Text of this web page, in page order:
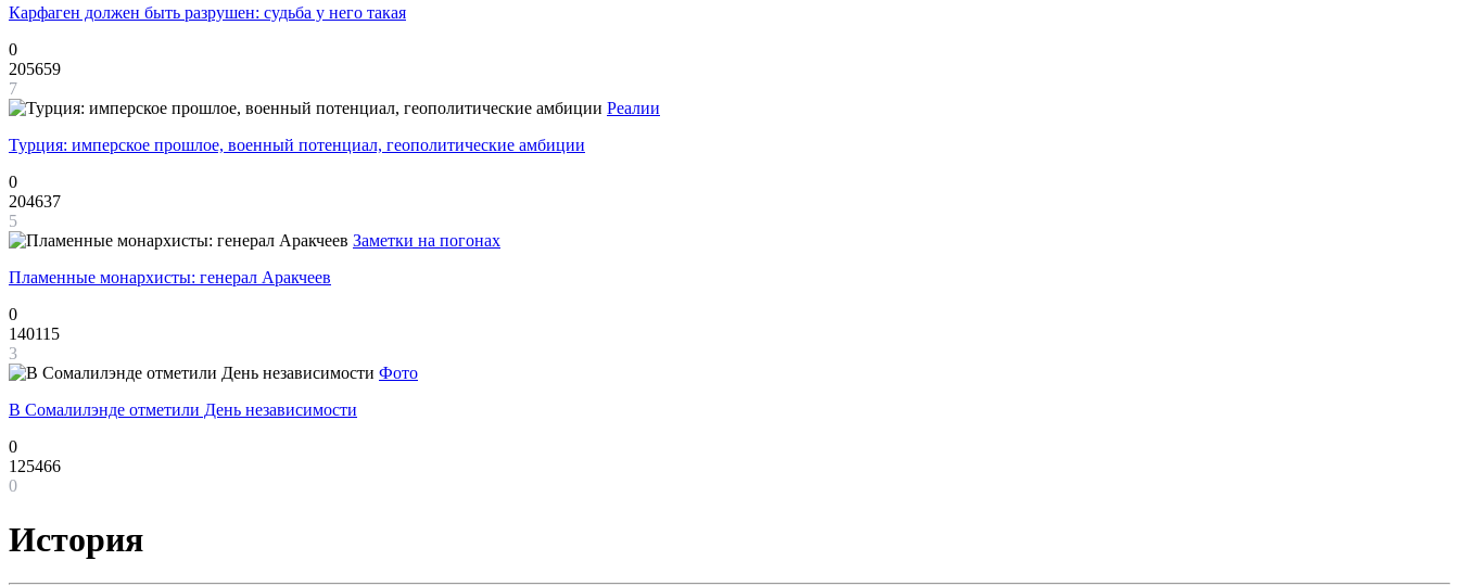
Карфаген должен быть разрушен: судьба у него такая
0
205659
7
Реалии
Турция: имперское прошлое, военный потенциал, геополитические амбиции
0
204637
5
Заметки на погонах
Пламенные монархисты: генерал Аракчеев
0
140115
3
Фото
В Сомалилэнде отметили День независимости
0
125466
0
История